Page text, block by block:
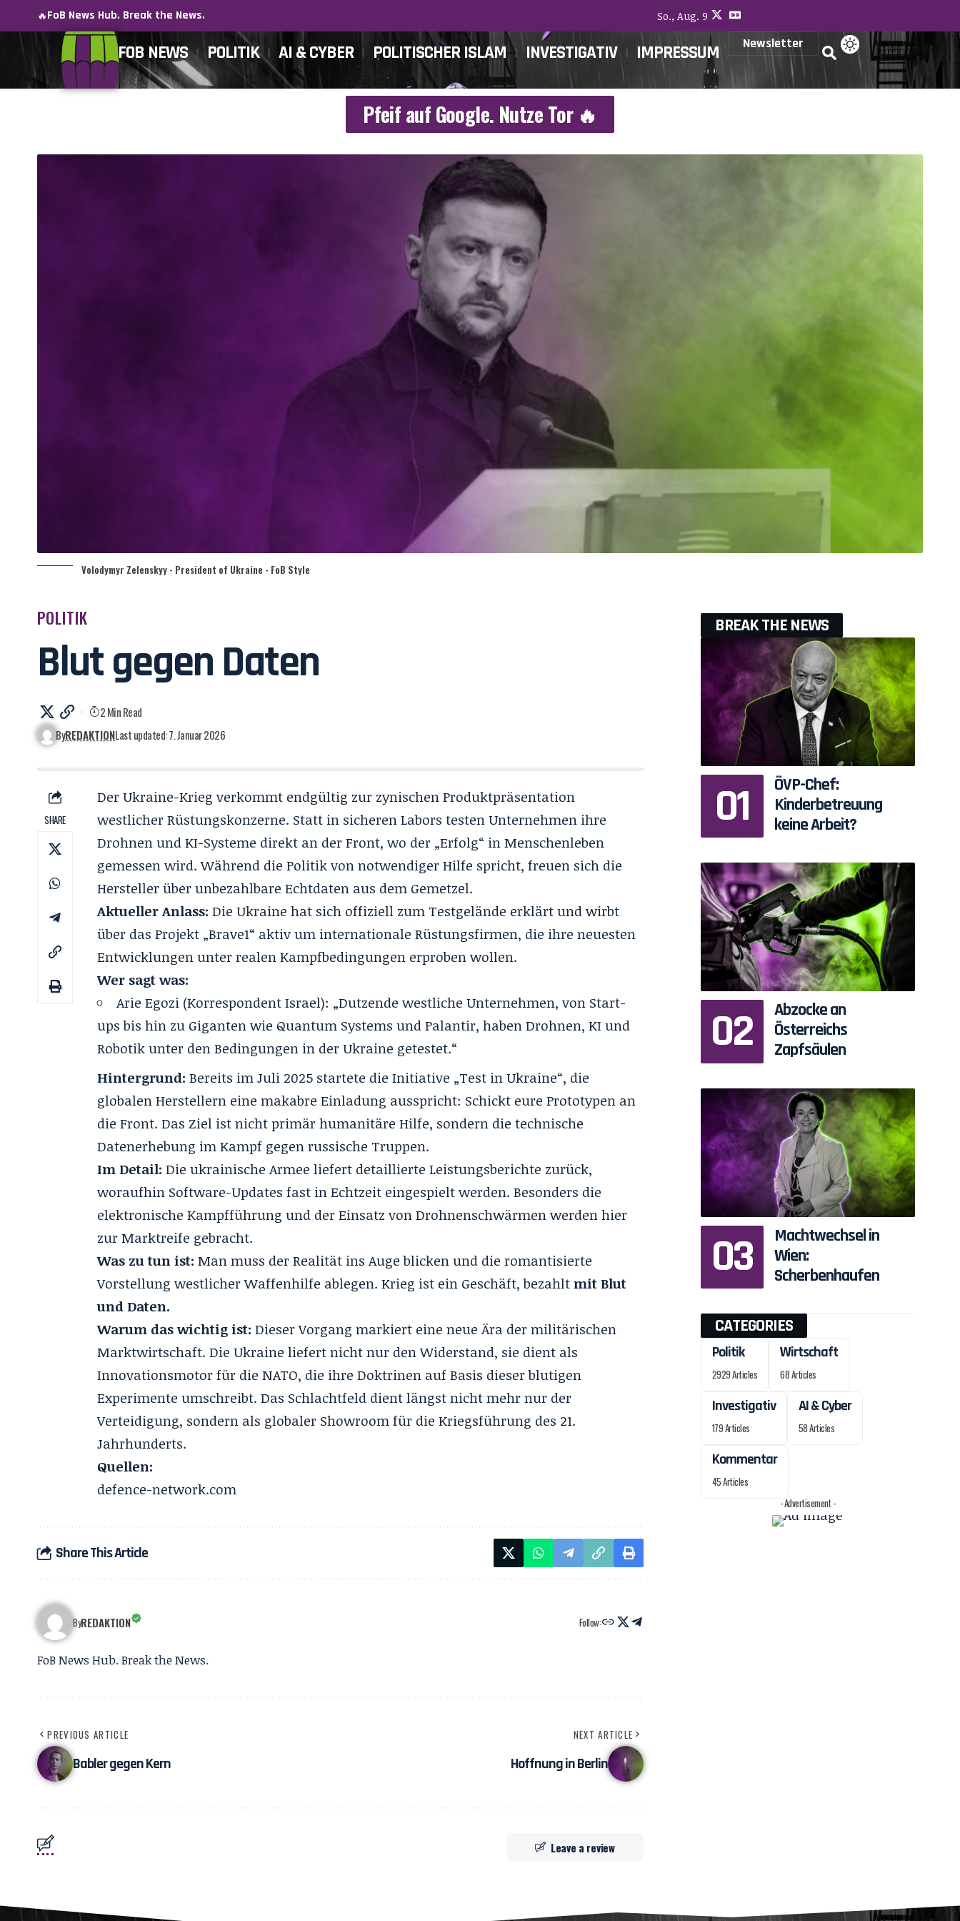
🔥FoB News Hub. Break the News. So., Aug. 9
FOB NEWS POLITIK AI & CYBER POLITISCHER ISLAM INVESTIGATIV IMPRESSUM Newsletter
Pfeif auf Google. Nutze Tor 🔥
Volodymyr Zelenskyy - President of Ukraine - FoB Style
POLITIK
Blut gegen Daten
ByREDAKTIONLast updated: 7. Januar 2026
2 Min Read
SHARE
Der Ukraine-Krieg verkommt endgültig zur zynischen Produktpräsentation
westlicher Rüstungskonzerne. Statt in sicheren Labors testen Unternehmen ihre
Drohnen und KI-Systeme direkt an der Front, wo der „Erfolg“ in Menschenleben
gemessen wird. Während die Politik von notwendiger Hilfe spricht, freuen sich die
Hersteller über unbezahlbare Echtdaten aus dem Gemetzel.
Aktueller Anlass: Die Ukraine hat sich offiziell zum Testgelände erklärt und wirbt
über das Projekt „Brave1“ aktiv um internationale Rüstungsfirmen, die ihre neuesten
Entwicklungen unter realen Kampfbedingungen erproben wollen.
Wer sagt was:
Arie Egozi (Korrespondent Israel): „Dutzende westliche Unternehmen, von Start-
ups bis hin zu Giganten wie Quantum Systems und Palantir, haben Drohnen, KI und
Robotik unter den Bedingungen in der Ukraine getestet.“
Hintergrund: Bereits im Juli 2025 startete die Initiative „Test in Ukraine“, die
globalen Herstellern eine makabre Einladung ausspricht: Schickt eure Prototypen an
die Front. Das Ziel ist nicht primär humanitäre Hilfe, sondern die technische
Datenerhebung im Kampf gegen russische Truppen.
Im Detail: Die ukrainische Armee liefert detaillierte Leistungsberichte zurück,
woraufhin Software-Updates fast in Echtzeit eingespielt werden. Besonders die
elektronische Kampfführung und der Einsatz von Drohnenschwärmen werden hier
zur Marktreife gebracht.
Was zu tun ist: Man muss der Realität ins Auge blicken und die romantisierte
Vorstellung westlicher Waffenhilfe ablegen. Krieg ist ein Geschäft, bezahltmit Blut
und Daten.
Warum das wichtig ist: Dieser Vorgang markiert eine neue Ära der militärischen
Marktwirtschaft. Die Ukraine liefert nicht nur den Widerstand, sie dient als
Innovationsmotor für die NATO, die ihre Doktrinen auf Basis dieser blutigen
Experimente umschreibt. Das Schlachtfeld dient längst nicht mehr nur der
Verteidigung, sondern als globaler Showroom für die Kriegsführung des 21.
Jahrhunderts.
Quellen:
defence-network.com
Share This Article
ByREDAKTION Follow:
FoB News Hub. Break the News.
PREVIOUS ARTICLE
Babler gegen Kern
NEXT ARTICLE
Hoffnung in Berlin
Leave a review
BREAK THE NEWS
ÖVP-Chef:
Kinderbetreuung
keine Arbeit?
Abzocke an
Österreichs
Zapfsäulen
Machtwechsel in
Wien:
Scherbenhaufen
CATEGORIES
Politik
2929 Articles
Wirtschaft
68 Articles
Investigativ
179 Articles
AI & Cyber
58 Articles
Kommentar
45 Articles
- Advertisement -